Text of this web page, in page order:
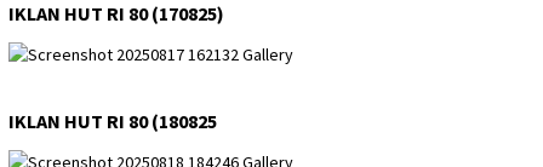
IKLAN HUT RI 80 (170825)
IKLAN HUT RI 80 (180825